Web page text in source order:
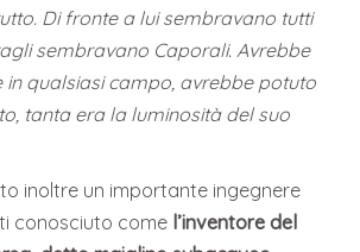
Di fronte a lui sembravano tutti
sembravano Caporali. Avrebbe
qualsiasi campo, avrebbe potuto
tanta era la luminosità del suo
inoltre un importante ingegnere
conosciuto come l’inventore del